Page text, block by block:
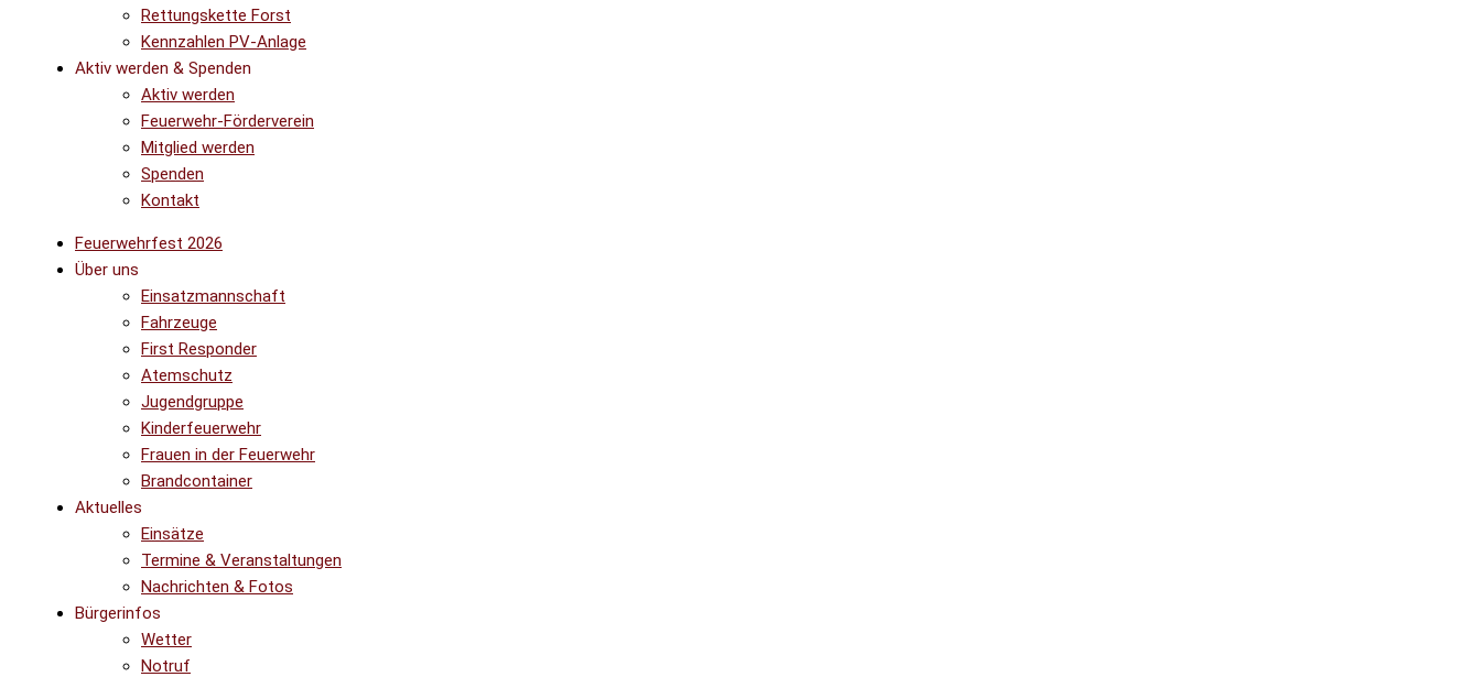
Rettungskette Forst
Kennzahlen PV-Anlage
Aktiv werden & Spenden
Aktiv werden
Feuerwehr-Förderverein
Mitglied werden
Spenden
Kontakt
Feuerwehrfest 2026
Über uns
Einsatzmannschaft
Fahrzeuge
First Responder
Atemschutz
Jugendgruppe
Kinderfeuerwehr
Frauen in der Feuerwehr
Brandcontainer
Aktuelles
Einsätze
Termine & Veranstaltungen
Nachrichten & Fotos
Bürgerinfos
Wetter
Notruf